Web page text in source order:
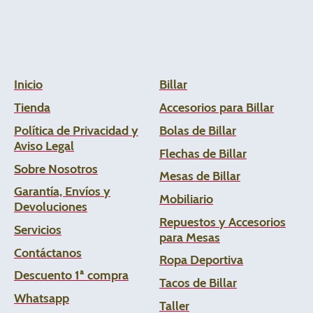
Inicio
Tienda
Política de Privacidad y
Aviso Legal
Sobre Nosotros
Garantía, Envíos y
Devoluciones
Servicios
Contáctanos
Descuento 1ª compra
Whatsapp
Billar
Accesorios para Billar
Bolas de Billar
Flechas de Billar
Mesas de Billar
Mobiliario
Repuestos y Accesorios
para Mesas
Ropa Deportiva
Tacos de Billar
Taller